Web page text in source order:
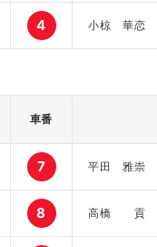
4 小椋 華恋
車番
7 平田 雅崇
8 高橋 貢